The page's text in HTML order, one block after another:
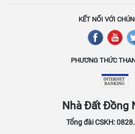
KẾT NỐI VỚI
PHƯƠNG THỨC
Nhà Đất Đồng
Tổng đài CSKH: